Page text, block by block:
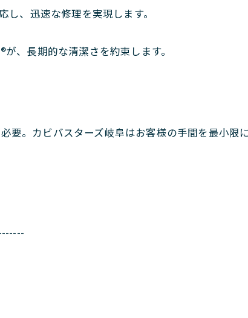
、迅速な修理を実現します。
、長期的な清潔さを約束します。
要。カビバスターズ岐阜はお客様の手間を最小限